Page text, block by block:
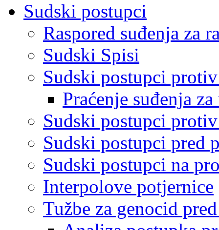
Sudski postupci
Raspored suđenja za
Sudski Spisi
Sudski postupci
Praćenje suđenja
Sudski postupci
Sudski postupci pred
Sudski postupci na
Interpolove potjernice
Tužbe za genocid